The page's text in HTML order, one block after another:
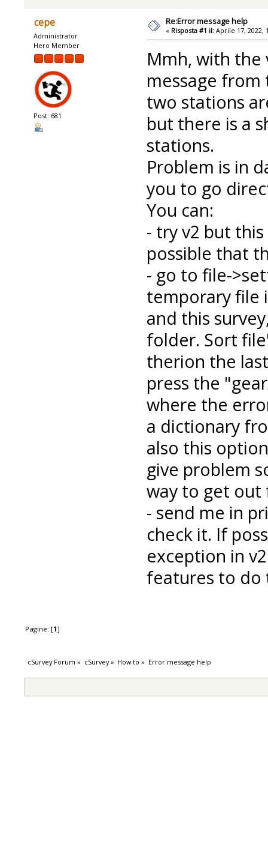
cepe
Administrator
Hero Member
Post: 681
Re:Error message help
« Risposta #1 il: Aprile 17, 2022,
Mmh, with the
message
two stations
but there is a
stations.
Problem is in
you to go
You can:
- try v2 but
possible that
- go to file-
temporary file
and this
folder. Sort
therion the
press the
where the
a dictionary
also this
give problem
way to get out
- send me in
check it. If
exception in
features to do
Pagine: [1]
cSurvey Forum » cSurvey» How to » Error message help